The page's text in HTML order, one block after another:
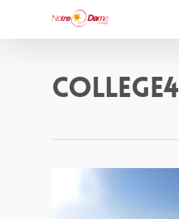
College4